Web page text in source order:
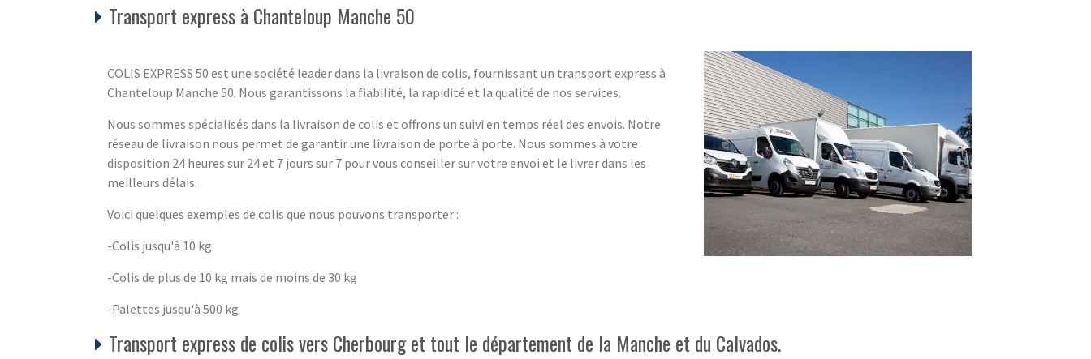
Transport express à Chanteloup Manche 50
COLIS EXPRESS 50 est une société leader dans la livraison de colis, fournissant un transport express à
Chanteloup Manche 50. Nous garantissons la fiabilité, la rapidité et la qualité de nos services.
Nous sommes spécialisés dans la livraison de colis et offrons un suivi en temps réel des envois. Notre
réseau de livraison nous permet de garantir une livraison de porte à porte. Nous sommes à votre
disposition 24 heures sur 24 et 7 jours sur 7 pour vous conseiller sur votre envoi et le livrer dans les
meilleurs délais.
Voici quelques exemples de colis que nous pouvons transporter :
-Colis jusqu'à 10 kg
-Colis de plus de 10 kg mais de moins de 30 kg
-Palettes jusqu'à 500 kg
Transport express de colis vers Cherbourg et tout le département de la Manche et du Calvados.